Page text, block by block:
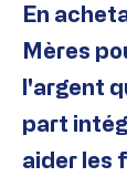
En
Mères
l'argent
part
aider les